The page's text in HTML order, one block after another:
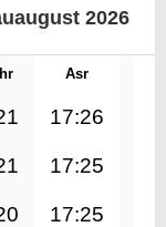
2026
Asr
17:26
17:25
17:25